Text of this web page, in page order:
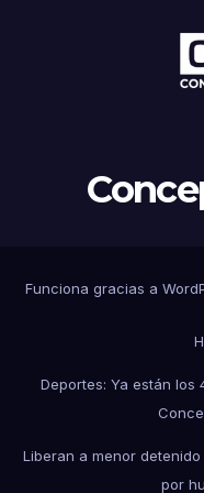
Funciona gracias a
Deportes: Ya están los
Liberan a menor
por